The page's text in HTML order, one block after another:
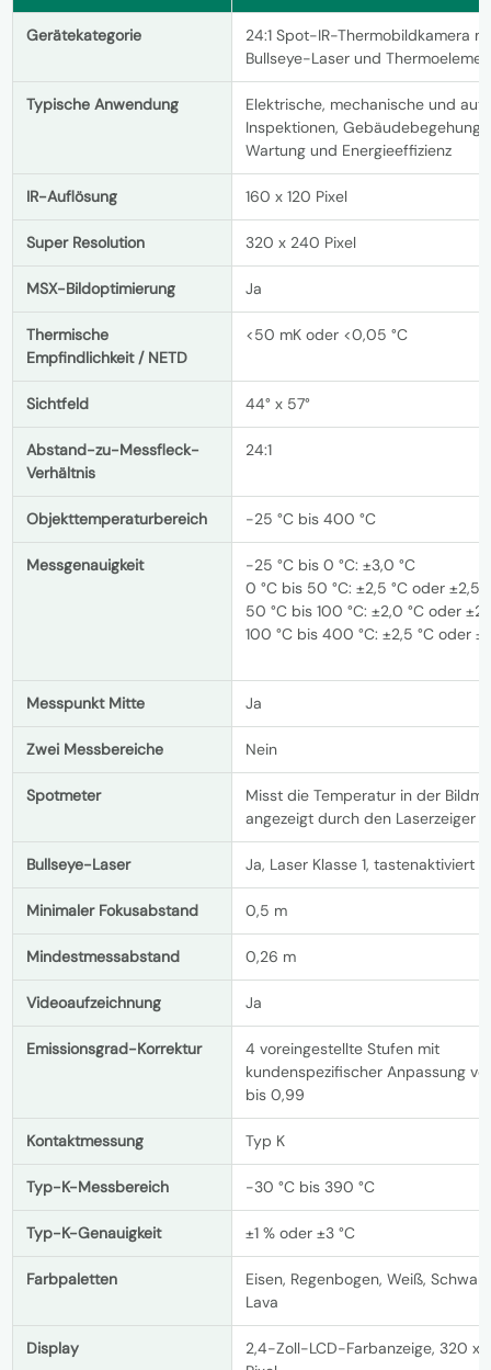
Gerätekategorie
24:1 Spot-IR-Thermobildkamera
Bullseye-Laser und
Typische Anwendung
Elektrische, mechanische und
Inspektionen,
Wartung und Energieeffizienz
IR-Auflösung 160 x 120 Pixel
Super Resolution 320 x 240 Pixel
MSX-Bildoptimierung Ja
Thermische
Empfindlichkeit / NETD
<50 mK oder <0,05 °C
Sichtfeld 44° x 57°
Abstand-zu-Messfleck-
Verhältnis
24:1
Objekttemperaturbereich -25 °C bis 400 °C
Messgenauigkeit
-25 °C bis 0 °C: ±3,0 °C
0 °C bis 50 °C: ±2,5 °C oder ±2,5
50 °C bis 100 °C: ±2,0 °C oder
100 °C bis 400 °C: ±2,5 °C oder
Messpunkt Mitte Ja
Zwei Messbereiche Nein
Spotmeter
Misst die Temperatur in der
angezeigt durch den Laserzeiger
Bullseye-Laser Ja, Laser Klasse 1, tastenaktiviert
Minimaler Fokusabstand 0,5 m
Mindestmessabstand 0,26 m
Videoaufzeichnung Ja
Emissionsgrad-Korrektur
4 voreingestellte Stufen mit
kundenspezifischer Anpassung
bis 0,99
Kontaktmessung Typ K
Typ-K-Messbereich -30 °C bis 390 °C
Typ-K-Genauigkeit ±1 % oder ±3 °C
Farbpaletten
Eisen, Regenbogen, Weiß,
Lava
Display
2,4-Zoll-LCD-Farbanzeige, 320 x